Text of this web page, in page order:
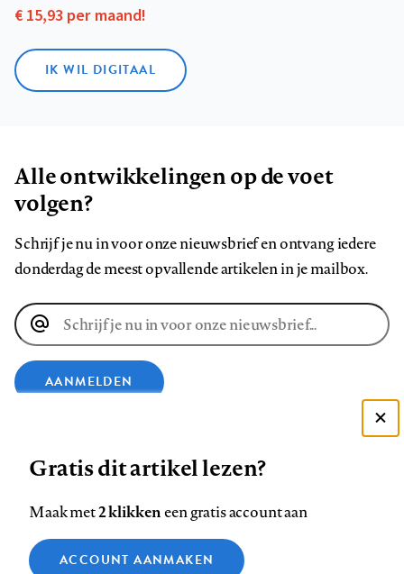
€ 15,93 per maand!
IK WIL DIGITAAL
Alle ontwikkelingen op de voet
volgen?
Schrijf je nu in voor onze nieuwsbrief en ontvang iedere
donderdag de meest opvallende artikelen in je mailbox.
E-
mailadres
AANMELDEN
op
op
op
ons
op
Contact Colofon Disclaimer Privacy
Gratis dit artikel lezen?
Maak met2 klikkeneen gratis account aan
ACCOUNT AANMAKEN
Zie onze cookie policy